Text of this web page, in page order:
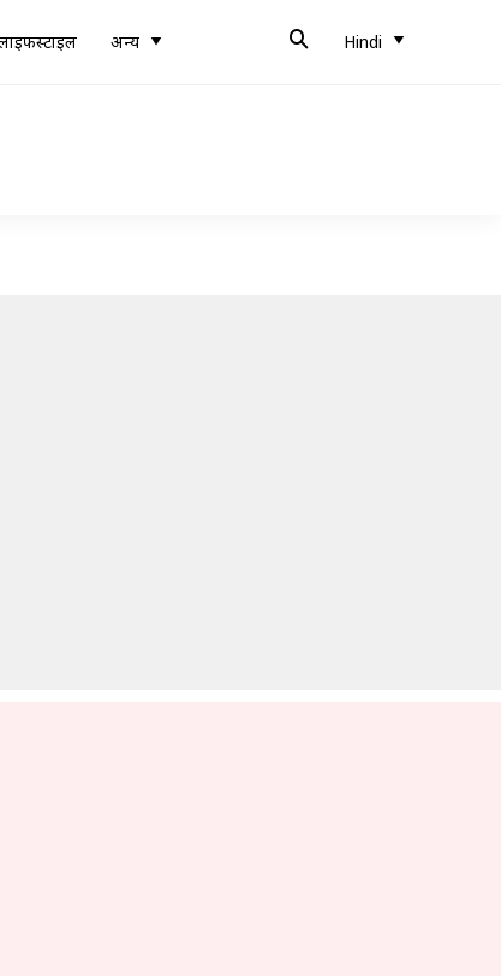
अन्य Hindi